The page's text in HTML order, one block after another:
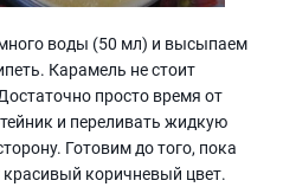
воды (50 мл) и высыпаем
Карамель не стоит
просто время от
и переливать жидкую
Готовим до того, пока
красивый коричневый цвет.